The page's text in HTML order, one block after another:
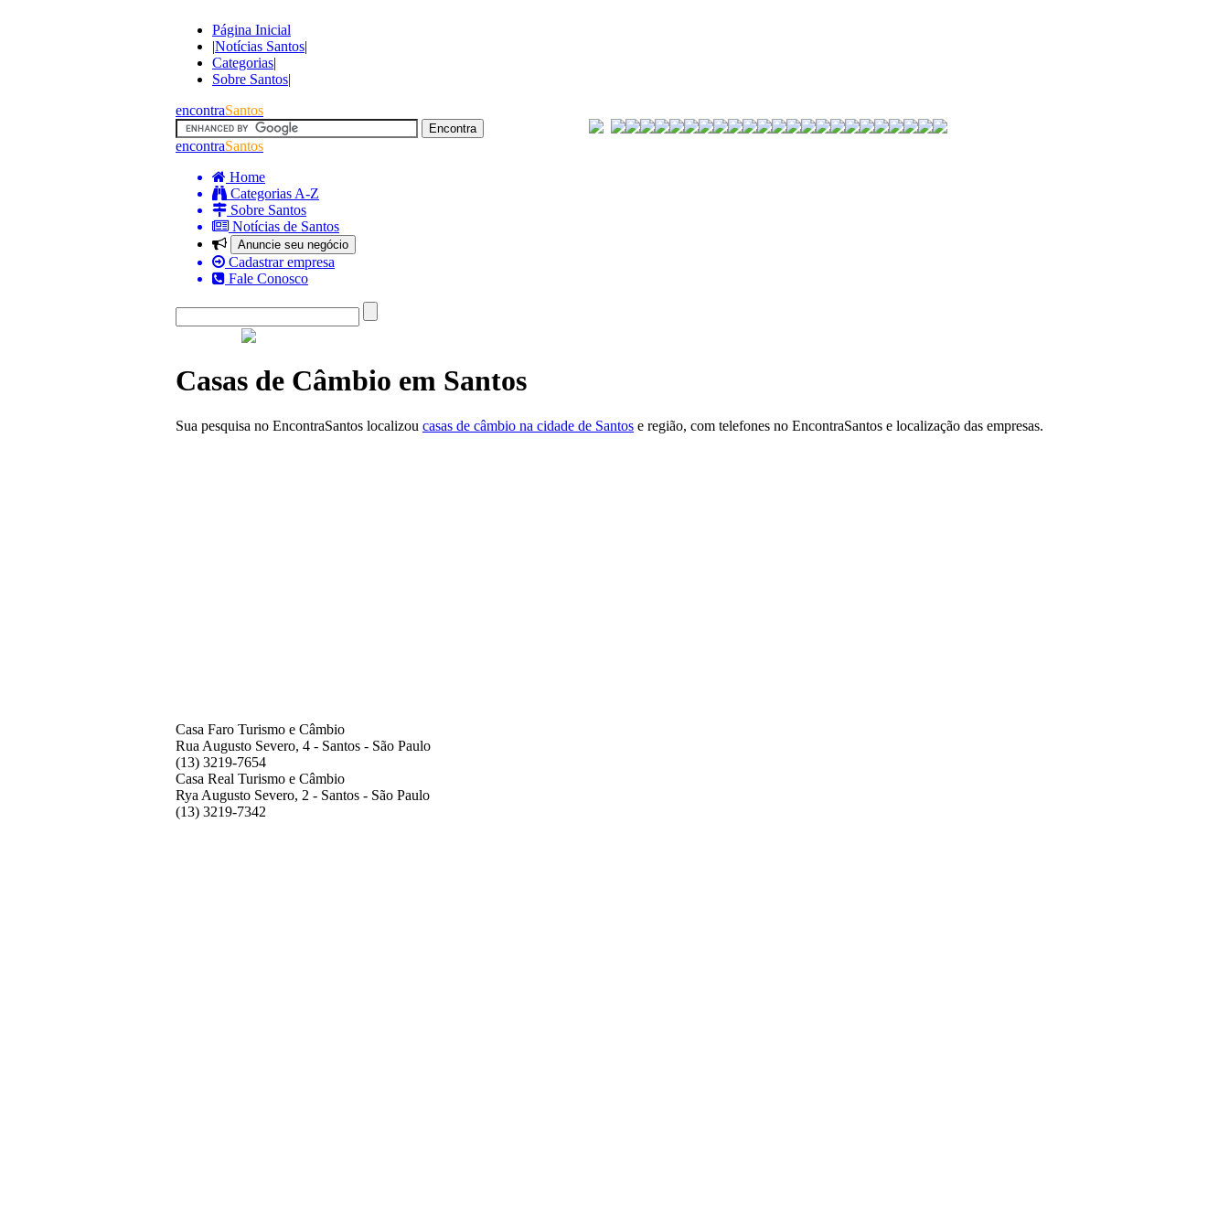
Página Inicial
|Notícias Santos|
Categorias|
Sobre Santos|
encontraSantos
encontraSantos
Home
Categorias A-Z
Sobre Santos
Notícias de Santos
Anuncie seu negócio
Cadastrar empresa
Fale Conosco
Casas de Câmbio em Santos
Sua pesquisa no EncontraSantos localizou casas de câmbio na cidade de Santos e região, com telefones no EncontraSantos e localização das empresas.
Casa Faro Turismo e Câmbio
Rua Augusto Severo, 4 - Santos - São Paulo
(13) 3219-7654
Casa Real Turismo e Câmbio
Rya Augusto Severo, 2 - Santos - São Paulo
(13) 3219-7342